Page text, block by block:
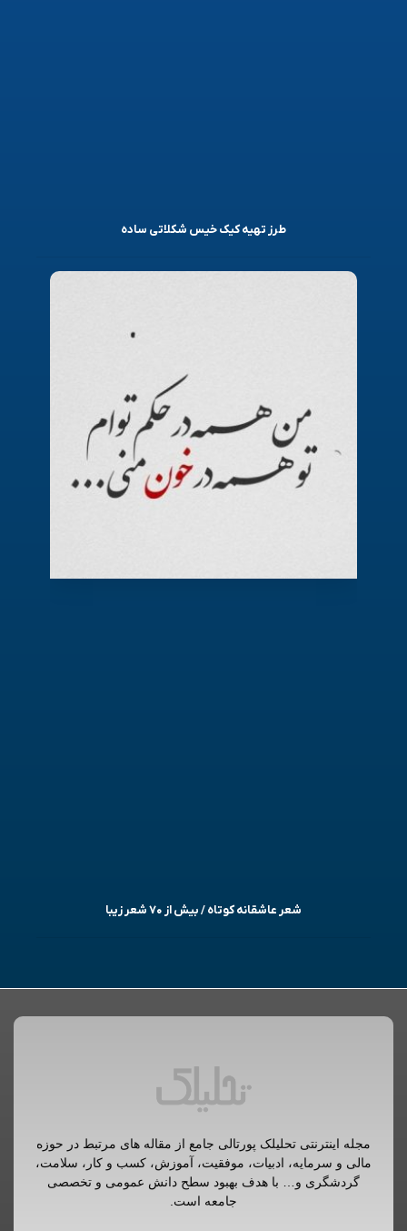
طرز تهیه کیک خیس شکلاتی ساده
شعر عاشقانه کوتاه / بیش از ۷۰ شعر زیبا
مجله اینترنتی تحلیلک پورتالی جامع از مقاله های مرتبط در حوزه
مالی و سرمایه، ادبیات، موفقیت، آموزش، کسب و کار، سلامت،
گردشگری و… با هدف بهبود سطح دانش عمومی و تخصصی
جامعه است.